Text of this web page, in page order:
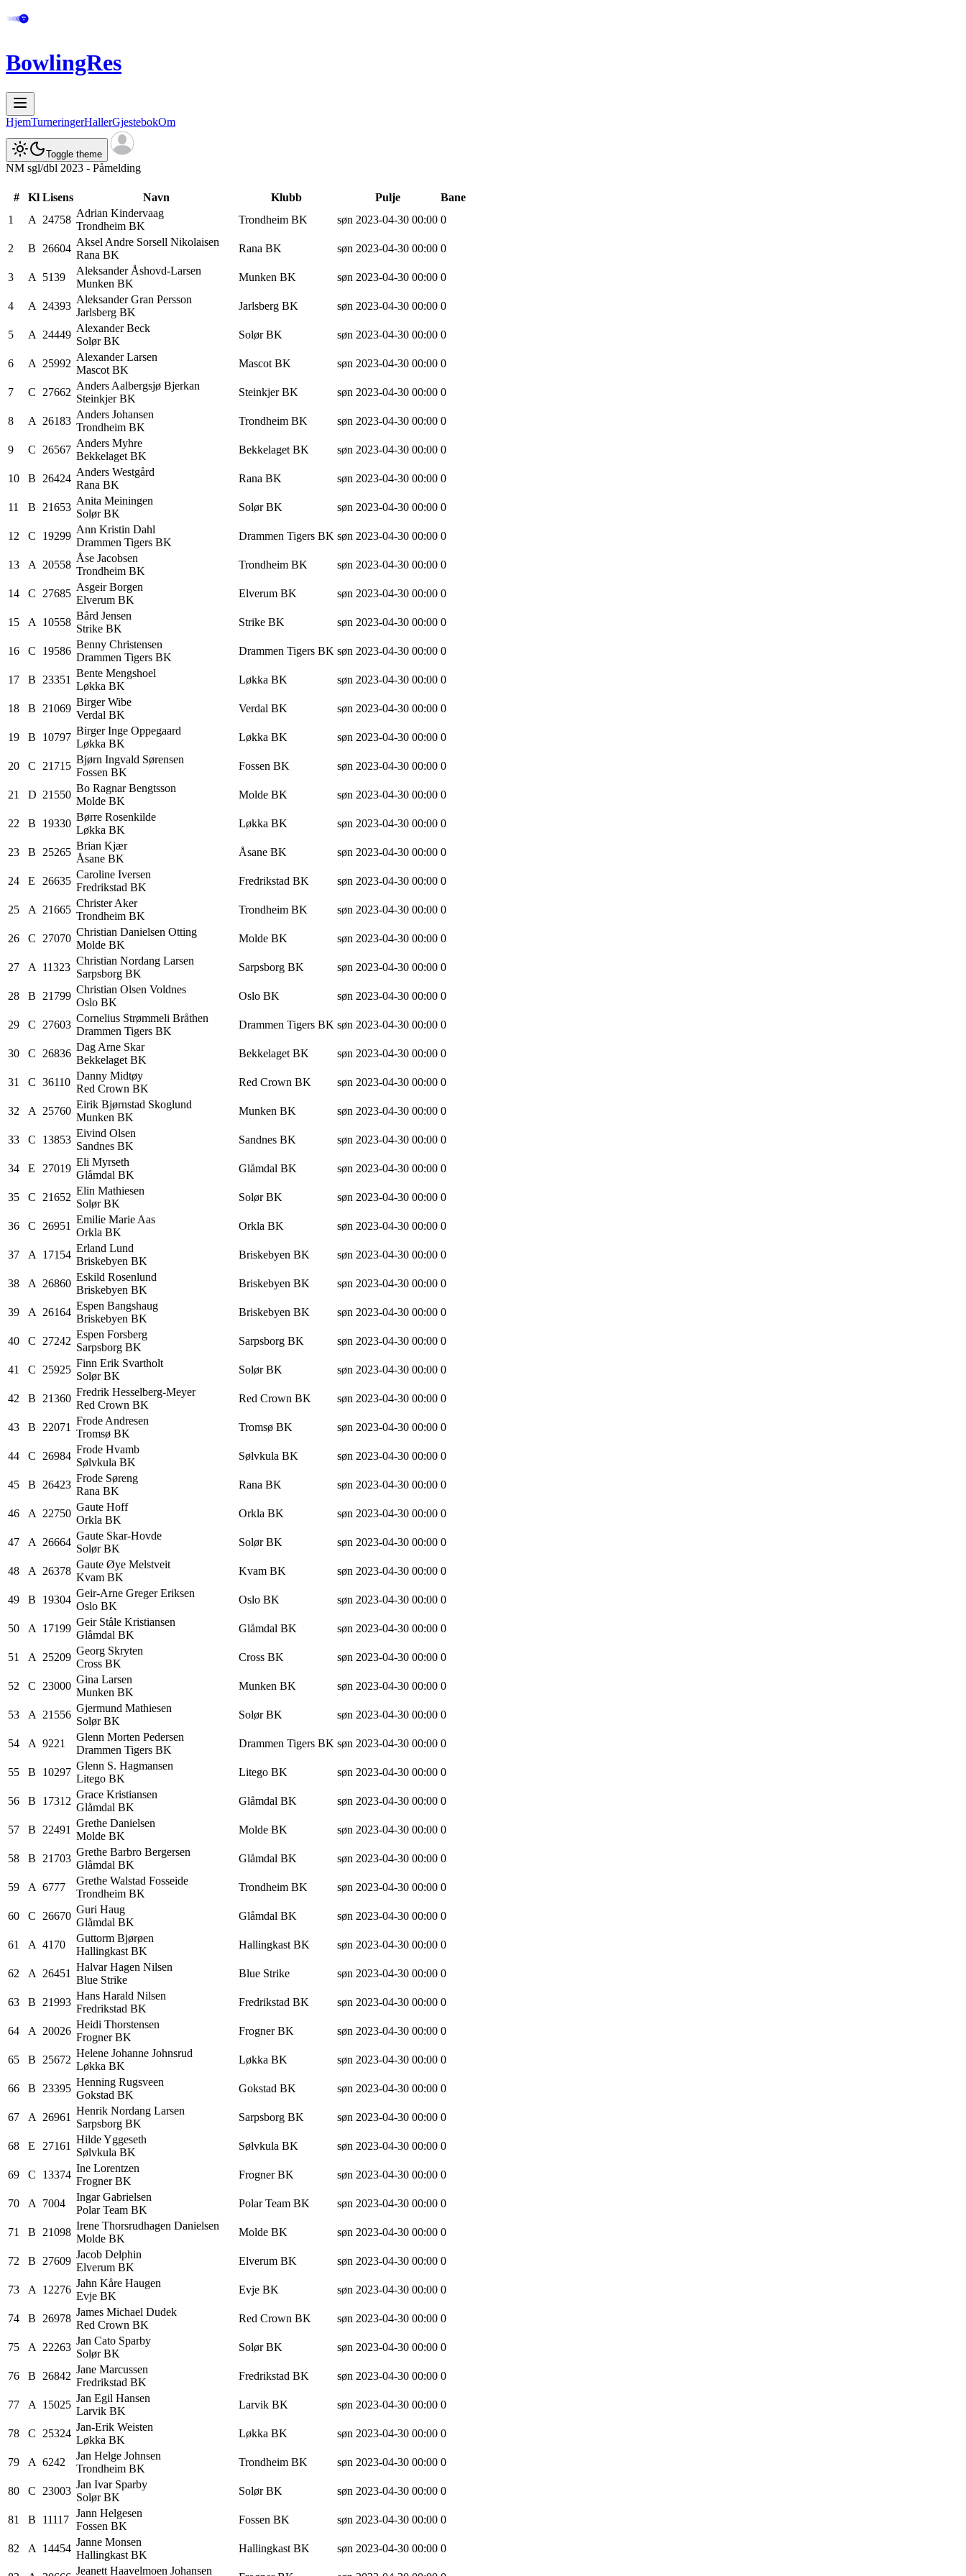
BowlingRes
HjemTurneringerHallerGjestebokOm
Toggle theme
NM sgl/dbl 2023 - Påmelding
# Kl Lisens Navn Klubb Pulje
Bane
1
A 24758
Adrian Kindervaag
Trondheim BK
Trondheim BK søn 2023-04-30 00:00 0
2 B 26604
Aksel Andre Sorsell Nikolaisen
Rana BK
Rana BK søn 2023-04-30 00:00 0
3 A 5139
Aleksander Åshovd-Larsen
Munken BK
Munken BK søn 2023-04-30 00:00 0
4 A 24393
Aleksander Gran Persson
Jarlsberg BK
Jarlsberg BK søn 2023-04-30 00:00 0
5 A 24449
Alexander Beck
Solør BK
Solør BK søn 2023-04-30 00:00 0
6 A 25992
Alexander Larsen
Mascot BK
Mascot BK søn 2023-04-30 00:00 0
7 C 27662
Anders Aalbergsjø Bjerkan
Steinkjer BK
Steinkjer BK søn 2023-04-30 00:00 0
8 A 26183
Anders Johansen
Trondheim BK
Trondheim BK søn 2023-04-30 00:00 0
9 C 26567
Anders Myhre
Bekkelaget BK
Bekkelaget BK søn 2023-04-30 00:00 0
10 B 26424
Anders Westgård
Rana BK
Rana BK søn 2023-04-30 00:00 0
11 B 21653
Anita Meiningen
Solør BK
Solør BK søn 2023-04-30 00:00 0
12 C 19299
Ann Kristin Dahl
Drammen Tigers BK
Drammen Tigers BK søn 2023-04-30 00:00 0
13 A 20558
Åse Jacobsen
Trondheim BK
Trondheim BK søn 2023-04-30 00:00 0
14 C 27685
Asgeir Borgen
Elverum BK
Elverum BK søn 2023-04-30 00:00 0
15 A 10558
Bård Jensen
Strike BK
Strike BK søn 2023-04-30 00:00 0
16 C 19586
Benny Christensen
Drammen Tigers BK
Drammen Tigers BK søn 2023-04-30 00:00 0
17 B 23351
Bente Mengshoel
Løkka BK
Løkka BK søn 2023-04-30 00:00 0
18 B 21069
Birger Wibe
Verdal BK
Verdal BK søn 2023-04-30 00:00 0
19 B 10797
Birger Inge Oppegaard
Løkka BK
Løkka BK søn 2023-04-30 00:00 0
20 C 21715
Bjørn Ingvald Sørensen
Fossen BK
Fossen BK søn 2023-04-30 00:00 0
21 D 21550
Bo Ragnar Bengtsson
Molde BK
Molde BK søn 2023-04-30 00:00 0
22 B 19330
Børre Rosenkilde
Løkka BK
Løkka BK søn 2023-04-30 00:00 0
23 B 25265
Brian Kjær
Åsane BK
Åsane BK søn 2023-04-30 00:00 0
24 E 26635
Caroline Iversen
Fredrikstad BK
Fredrikstad BK søn 2023-04-30 00:00 0
25 A 21665
Christer Aker
Trondheim BK
Trondheim BK søn 2023-04-30 00:00 0
26 C 27070
Christian Danielsen Otting
Molde BK
Molde BK søn 2023-04-30 00:00 0
27 A 11323
Christian Nordang Larsen
Sarpsborg BK
Sarpsborg BK søn 2023-04-30 00:00 0
28 B 21799
Christian Olsen Voldnes
Oslo BK
Oslo BK søn 2023-04-30 00:00 0
29 C 27603
Cornelius Strømmeli Bråthen
Drammen Tigers BK
Drammen Tigers BK søn 2023-04-30 00:00 0
30 C 26836
Dag Arne Skar
Bekkelaget BK
Bekkelaget BK søn 2023-04-30 00:00 0
31 C 36110
Danny Midtøy
Red Crown BK
Red Crown BK søn 2023-04-30 00:00 0
32 A 25760
Eirik Bjørnstad Skoglund
Munken BK
Munken BK søn 2023-04-30 00:00 0
33 C 13853
Eivind Olsen
Sandnes BK
Sandnes BK søn 2023-04-30 00:00 0
34 E 27019
Eli Myrseth
Glåmdal BK
Glåmdal BK søn 2023-04-30 00:00 0
35 C 21652
Elin Mathiesen
Solør BK
Solør BK søn 2023-04-30 00:00 0
36 C 26951
Emilie Marie Aas
Orkla BK
Orkla BK søn 2023-04-30 00:00 0
37 A 17154
Erland Lund
Briskebyen BK
Briskebyen BK søn 2023-04-30 00:00 0
38 A 26860
Eskild Rosenlund
Briskebyen BK
Briskebyen BK søn 2023-04-30 00:00 0
39 A 26164
Espen Bangshaug
Briskebyen BK
Briskebyen BK søn 2023-04-30 00:00 0
40 C 27242
Espen Forsberg
Sarpsborg BK
Sarpsborg BK søn 2023-04-30 00:00 0
41 C 25925
Finn Erik Svartholt
Solør BK
Solør BK søn 2023-04-30 00:00 0
42 B 21360
Fredrik Hesselberg-Meyer
Red Crown BK
Red Crown BK søn 2023-04-30 00:00 0
43 B 22071
Frode Andresen
Tromsø BK
Tromsø BK søn 2023-04-30 00:00 0
44 C 26984
Frode Hvamb
Sølvkula BK
Sølvkula BK søn 2023-04-30 00:00 0
45 B 26423
Frode Søreng
Rana BK
Rana BK søn 2023-04-30 00:00 0
46 A 22750
Gaute Hoff
Orkla BK
Orkla BK søn 2023-04-30 00:00 0
47 A 26664
Gaute Skar-Hovde
Solør BK
Solør BK søn 2023-04-30 00:00 0
48 A 26378
Gaute Øye Melstveit
Kvam BK
Kvam BK søn 2023-04-30 00:00 0
49 B 19304
Geir-Arne Greger Eriksen
Oslo BK
Oslo BK søn 2023-04-30 00:00 0
50 A 17199
Geir Ståle Kristiansen
Glåmdal BK
Glåmdal BK søn 2023-04-30 00:00 0
51 A 25209
Georg Skryten
Cross BK
Cross BK søn 2023-04-30 00:00 0
52 C 23000
Gina Larsen
Munken BK
Munken BK søn 2023-04-30 00:00 0
53 A 21556
Gjermund Mathiesen
Solør BK
Solør BK søn 2023-04-30 00:00 0
54 A 9221
Glenn Morten Pedersen
Drammen Tigers BK
Drammen Tigers BK søn 2023-04-30 00:00 0
55 B 10297
Glenn S. Hagmansen
Litego BK
Litego BK søn 2023-04-30 00:00 0
56 B 17312
Grace Kristiansen
Glåmdal BK
Glåmdal BK søn 2023-04-30 00:00 0
57 B 22491
Grethe Danielsen
Molde BK
Molde BK søn 2023-04-30 00:00 0
58 B 21703
Grethe Barbro Bergersen
Glåmdal BK
Glåmdal BK søn 2023-04-30 00:00 0
59 A 6777
Grethe Walstad Fosseide
Trondheim BK
Trondheim BK søn 2023-04-30 00:00 0
60 C 26670
Guri Haug
Glåmdal BK
Glåmdal BK søn 2023-04-30 00:00 0
61 A 4170
Guttorm Bjørøen
Hallingkast BK
Hallingkast BK søn 2023-04-30 00:00 0
62 A 26451
Halvar Hagen Nilsen
Blue Strike
Blue Strike søn 2023-04-30 00:00 0
63 B 21993
Hans Harald Nilsen
Fredrikstad BK
Fredrikstad BK søn 2023-04-30 00:00 0
64 A 20026
Heidi Thorstensen
Frogner BK
Frogner BK søn 2023-04-30 00:00 0
65 B 25672
Helene Johanne Johnsrud
Løkka BK
Løkka BK søn 2023-04-30 00:00 0
66 B 23395
Henning Rugsveen
Gokstad BK
Gokstad BK søn 2023-04-30 00:00 0
67 A 26961
Henrik Nordang Larsen
Sarpsborg BK
Sarpsborg BK søn 2023-04-30 00:00 0
68 E 27161
HildeYggeseth
Sølvkula BK
Sølvkula BK søn 2023-04-30 00:00 0
69 C 13374
Ine Lorentzen
Frogner BK
Frogner BK søn 2023-04-30 00:00 0
70 A 7004
Ingar Gabrielsen
Polar Team BK
Polar Team BK søn 2023-04-30 00:00 0
71 B 21098
Irene Thorsrudhagen Danielsen
Molde BK
Molde BK søn 2023-04-30 00:00 0
72 B 27609
Jacob Delphin
Elverum BK
Elverum BK søn 2023-04-30 00:00 0
73 A 12276
Jahn Kåre Haugen
Evje BK
Evje BK søn 2023-04-30 00:00 0
74 B 26978
James Michael Dudek
Red Crown BK
Red Crown BK søn 2023-04-30 00:00 0
75 A 22263
Jan Cato Sparby
Solør BK
Solør BK søn 2023-04-30 00:00 0
76 B 26842
Jane Marcussen
Fredrikstad BK
Fredrikstad BK søn 2023-04-30 00:00 0
77 A 15025
Jan Egil Hansen
Larvik BK
Larvik BK søn 2023-04-30 00:00 0
78 C 25324
Jan-Erik Weisten
Løkka BK
Løkka BK søn 2023-04-30 00:00 0
79 A 6242
Jan Helge Johnsen
Trondheim BK
Trondheim BK søn 2023-04-30 00:00 0
80 C 23003
Jan Ivar Sparby
Solør BK
Solør BK søn 2023-04-30 00:00 0
81 B 11117
Jann Helgesen
Fossen BK
Fossen BK søn 2023-04-30 00:00 0
82 A 14454
Janne Monsen
Hallingkast BK
Hallingkast BK søn 2023-04-30 00:00 0
Jeanett Haavelmoen Johansen